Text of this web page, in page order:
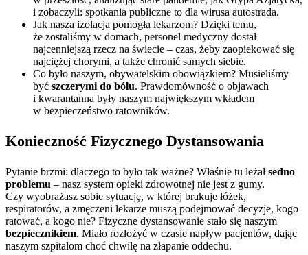
i zobaczyli: spotkania publiczne to dla wirusa autostrada.
Jak nasza izolacja pomogła lekarzom? Dzięki temu,
że zostaliśmy w domach, personel medyczny dostał
najcenniejszą rzecz na świecie – czas, żeby zaopiekować się
najciężej chorymi, a także chronić samych siebie.
Co było naszym, obywatelskim obowiązkiem? Musieliśmy
być szczerymi do bólu. Prawdomówność o objawach
i kwarantanna były naszym największym wkładem
w bezpieczeństwo ratowników.
Konieczność Fizycznego Dystansowania
Pytanie brzmi: dlaczego to było tak ważne? Właśnie tu leżałsedno
problemu – nasz system opieki zdrowotnej nie jest z gumy.
Czy wyobrażasz sobie sytuację, w której brakuje łóżek,
respiratorów, a zmęczeni lekarze muszą podejmować decyzje, kogo
ratować, a kogo nie? Fizyczne dystansowanie stało się naszym
bezpiecznikiem. Miało rozłożyć w czasie napływ pacjentów, dając
naszym szpitalom choć chwilę na złapanie oddechu.